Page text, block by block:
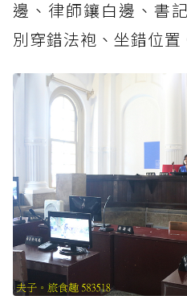
邊、律師鑲白邊、書
別穿錯法袍、坐錯位置